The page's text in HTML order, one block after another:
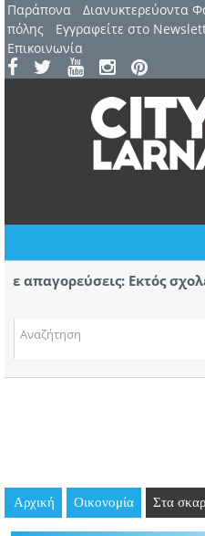
Παράπονα Διανυκτερεύοντα
πόλης
Εγγραφείτε στο
Επικοινωνία
ΤΟΠΙΚΑ ΝΕΑ
ΘΕΣΕΙΣ ΕΡΓΑΣΙΑΣ
Εκτός
Αυγούστου: 44ο Φεστιβάλ
Αρχική Οικονομία Στα